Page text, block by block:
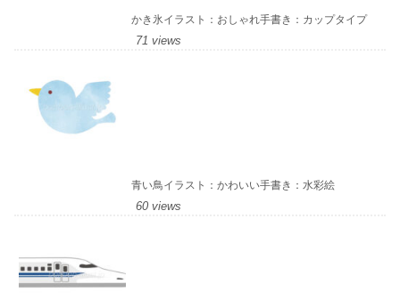
かき氷イラスト：おしゃれ手書き：カップタイプ
71 views
青い鳥イラスト：かわいい手書き：水彩絵
60 views